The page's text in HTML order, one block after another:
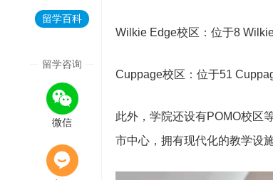
Wilkie Edge校区：位于8
Cuppage校区：位于51
此外，学院还设有POMO校区
市中心，拥有现代化的教学设
留学百科
留学咨询
微信